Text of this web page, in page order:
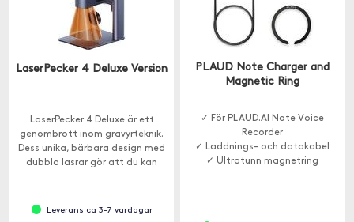
LaserPecker 4 Deluxe Version
LaserPecker 4 Deluxe är ett
genombrott inom gravyrteknik.
Dess unika, bärbara design med
dubbla lasrar gör att du kan
Leverans ca 3-7 vardagar
PLAUD Note Charger and
Magnetic Ring
✓ För PLAUD.AI Note Voice
Recorder
✓ Laddnings- och datakabel
✓ Ultratunn magnetring